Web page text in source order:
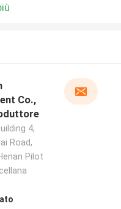
presto!
Co.,
4,
Road,
Pilot